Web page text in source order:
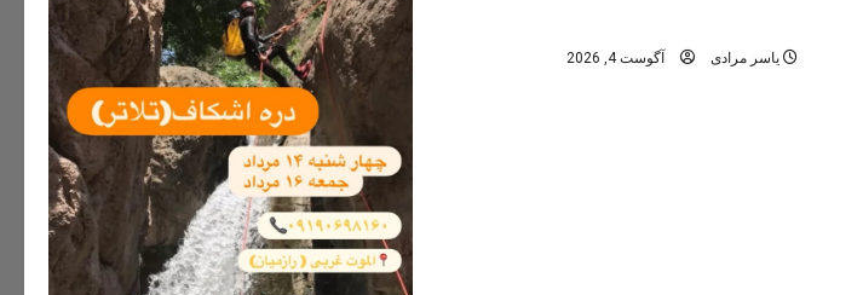
یاسر مرادی آگوست 4, 2026